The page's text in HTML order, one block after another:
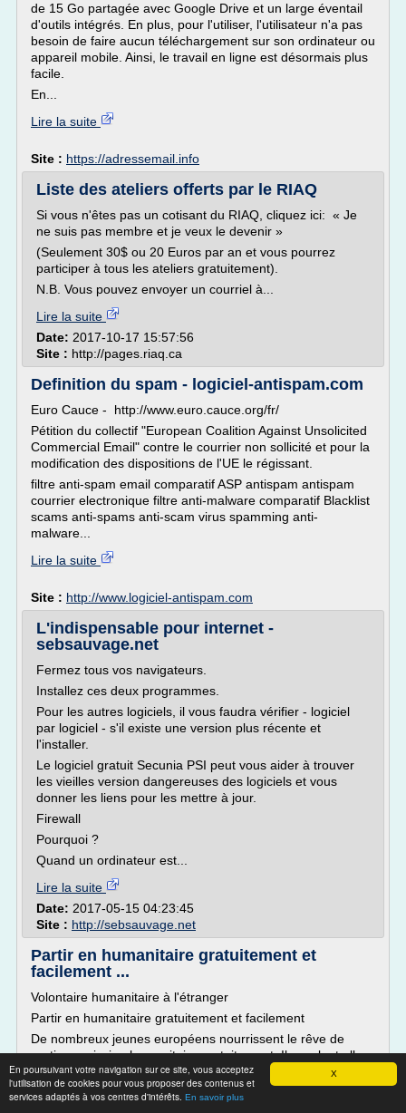
X
En poursuivant votre navigation sur ce site, vous acceptez
l'utilisation de cookies pour vous proposer des contenus et
services adaptés à vos centres d'intérêts. En savoir plus
de 15 Go partagée avec Google Drive et un large éventail
d'outils intégrés. En plus, pour l'utiliser, l'utilisateur n'a pas
besoin de faire aucun téléchargement sur son ordinateur ou
appareil mobile. Ainsi, le travail en ligne est désormais plus
facile.
En...
Lire la suite
Site : https://adressemail.info
Liste des ateliers offerts par le RIAQ
Si vous n'êtes pas un cotisant du RIAQ, cliquez ici: « Je
ne suis pas membre et je veux le devenir »
(Seulement 30$ ou 20 Euros par an et vous pourrez
participer à tous les ateliers gratuitement).
N.B. Vous pouvez envoyer un courriel à...
Lire la suite
Date: 2017-10-17 15:57:56
Site : http://pages.riaq.ca
Definition du spam - logiciel-antispam.com
Euro Cauce - http://www.euro.cauce.org/fr/
Pétition du collectif "European Coalition Against Unsolicited
Commercial Email" contre le courrier non sollicité et pour la
modification des dispositions de l'UE le régissant.
filtre anti-spam email comparatif ASP antispam antispam
courrier electronique filtre anti-malware comparatif Blacklist
scams anti-spams anti-scam virus spamming anti-
malware...
Lire la suite
Site : http://www.logiciel-antispam.com
L'indispensable pour internet -
sebsauvage.net
Fermez tous vos navigateurs.
Installez ces deux programmes.
Pour les autres logiciels, il vous faudra vérifier - logiciel
par logiciel - s'il existe une version plus récente et
l'installer.
Le logiciel gratuit Secunia PSI peut vous aider à trouver
les vieilles version dangereuses des logiciels et vous
donner les liens pour les mettre à jour.
Firewall
Pourquoi ?
Quand un ordinateur est...
Lire la suite
Date: 2017-05-15 04:23:45
Site : http://sebsauvage.net
Partir en humanitaire gratuitement et
facilement ...
Volontaire humanitaire à l'étranger
Partir en humanitaire gratuitement et facilement
De nombreux jeunes européens nourrissent le rêve de
partir en mission humanitaire gratuitement. Ils veulent aller
tenter l'aventure humanitaire bénévolement sans payer
dans le cadre d'un programme gratuit.